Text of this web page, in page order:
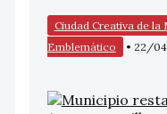
Ciudad Creativa de la
Emblemático
• 22/